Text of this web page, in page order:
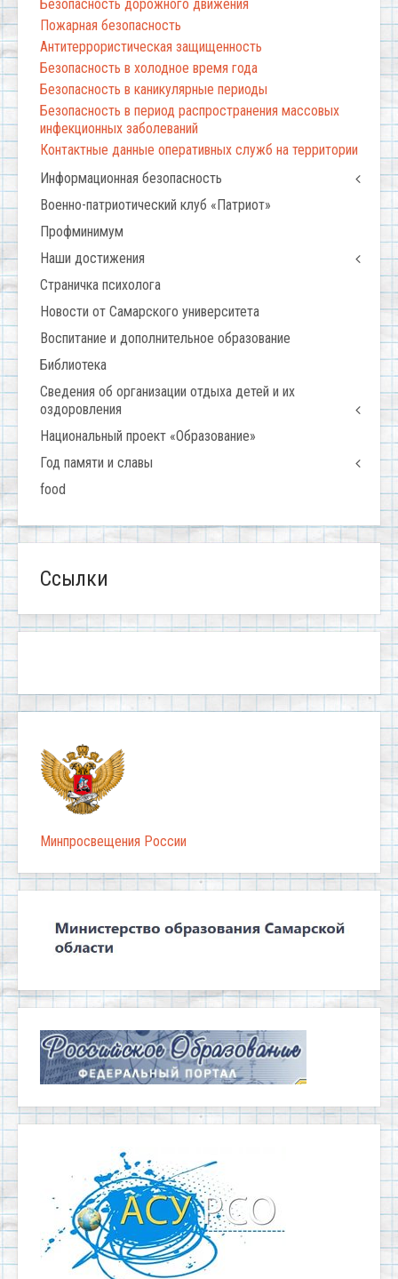
Безопасность дорожного движения
Пожарная безопасность
Антитеррористическая защищенность
Безопасность в холодное время года
Безопасность в каникулярные периоды
Безопасность в период распространения массовых
инфекционных заболеваний
Контактные данные оперативных служб на территории
Информационная безопасность
Военно-патриотический клуб «Патриот»
Профминимум
Наши достижения
Страничка психолога
Новости от Самарского университета
Воспитание и дополнительное образование
Библиотека
Сведения об организации отдыха детей и их
оздоровления
Национальный проект «Образование»
Год памяти и славы
food
Ссылки
Минпросвещения России